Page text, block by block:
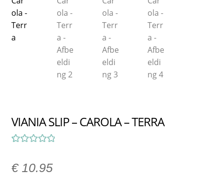
VIANIA SLIP – CAROLA – TERRA
5.00 op 5
gebaseerd op
€10.95